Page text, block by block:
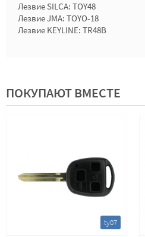
Лезвие SILCA: TOY48
Лезвие JMA: TOYO-18
Лезвие KEYLINE: TR48B
ПОКУПАЮТ ВМЕСТЕ
ty07